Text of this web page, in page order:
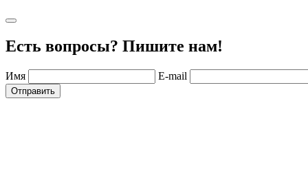
Есть вопросы? Пишите нам!
Имя E-mail